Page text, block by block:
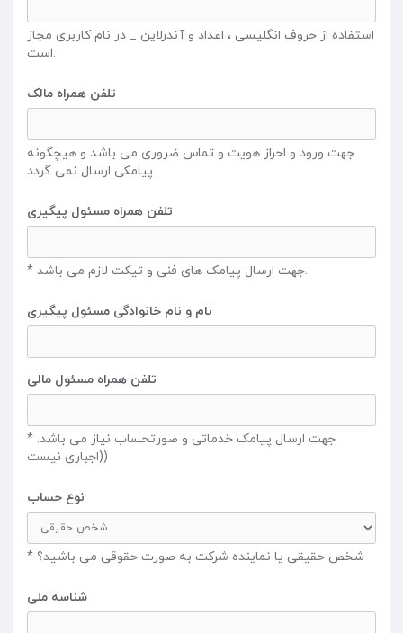
استفاده از حروف انگلیسی ، اعداد و آندرلاین _ در نام کاربری مجاز
است.
تلفن همراه مالک
جهت ورود و احراز هویت و تماس ضروری می باشد و هیچگونه
پیامکی ارسال نمی گردد.
تلفن همراه مسئول پیگیری
* جهت ارسال پیامک های فنی و تیکت لازم می باشد.
نام و نام خانوادگی مسئول پیگیری
تلفن همراه مسئول مالی
* جهت ارسال پیامک خدماتی و صورتحساب نیاز می باشد.
(اجباری نیست)
نوع حساب
* شخص حقیقی یا نماینده شرکت به صورت حقوقی می باشید؟
شناسه ملی